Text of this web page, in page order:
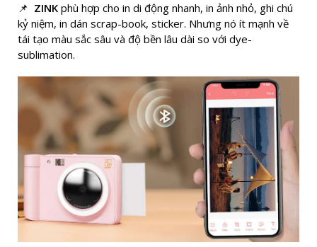
📌 ZINK phù hợp cho in di động nhanh, in ảnh nhỏ, ghi chú
kỷ niệm, in dán scrap-book, sticker. Nhưng nó ít mạnh về
tái tạo màu sắc sâu và độ bền lâu dài so với dye-
sublimation.